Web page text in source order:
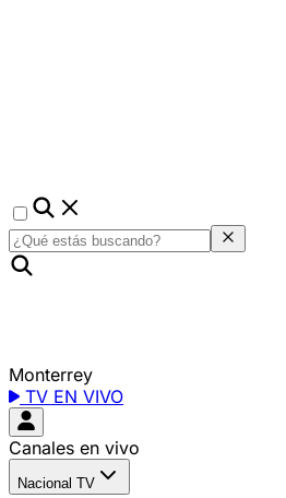
Monterrey
TV EN VIVO
Canales en vivo
Nacional TV